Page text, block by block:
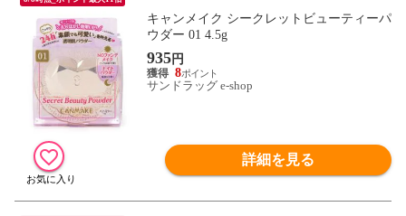
キャンメイク シークレットビューティーパ
ウダー 01 4.5g
935円
8
サンドラッグ e-shop
詳細を見る